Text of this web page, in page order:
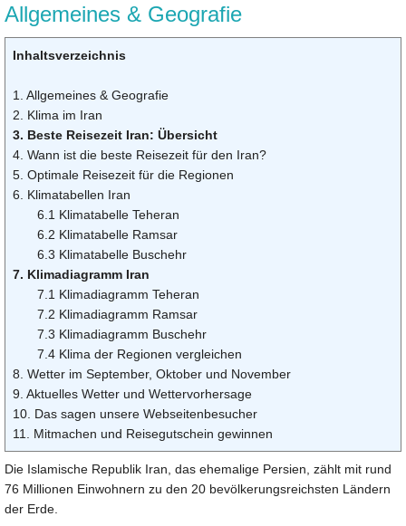
Allgemeines & Geografie
Inhaltsverzeichnis
1. Allgemeines & Geografie
2. Klima im Iran
3. Beste Reisezeit Iran: Übersicht
4. Wann ist die beste Reisezeit für den Iran?
5. Optimale Reisezeit für die Regionen
6. Klimatabellen Iran
6.1 Klimatabelle Teheran
6.2 Klimatabelle Ramsar
6.3 Klimatabelle Buschehr
7. Klimadiagramm Iran
7.1 Klimadiagramm Teheran
7.2 Klimadiagramm Ramsar
7.3 Klimadiagramm Buschehr
7.4 Klima der Regionen vergleichen
8. Wetter im September, Oktober und November
9. Aktuelles Wetter und Wettervorhersage
10. Das sagen unsere Webseitenbesucher
11. Mitmachen und Reisegutschein gewinnen
Die Islamische Republik Iran, das ehemalige Persien, zählt mit rund
76 Millionen Einwohnern zu den 20 bevölkerungsreichsten Ländern
der Erde.